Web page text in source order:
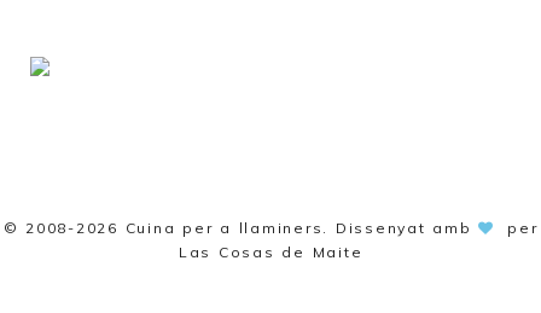
© 2008-2026 Cuina per a llaminers . Dissenyat amb
per
Las Cosas de Maite